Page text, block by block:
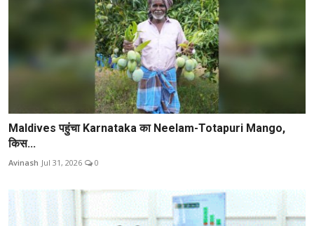
Maldives पहुंचा Karnataka का Neelam-Totapuri Mango,
किस...
Avinash Jul 31, 2026 0